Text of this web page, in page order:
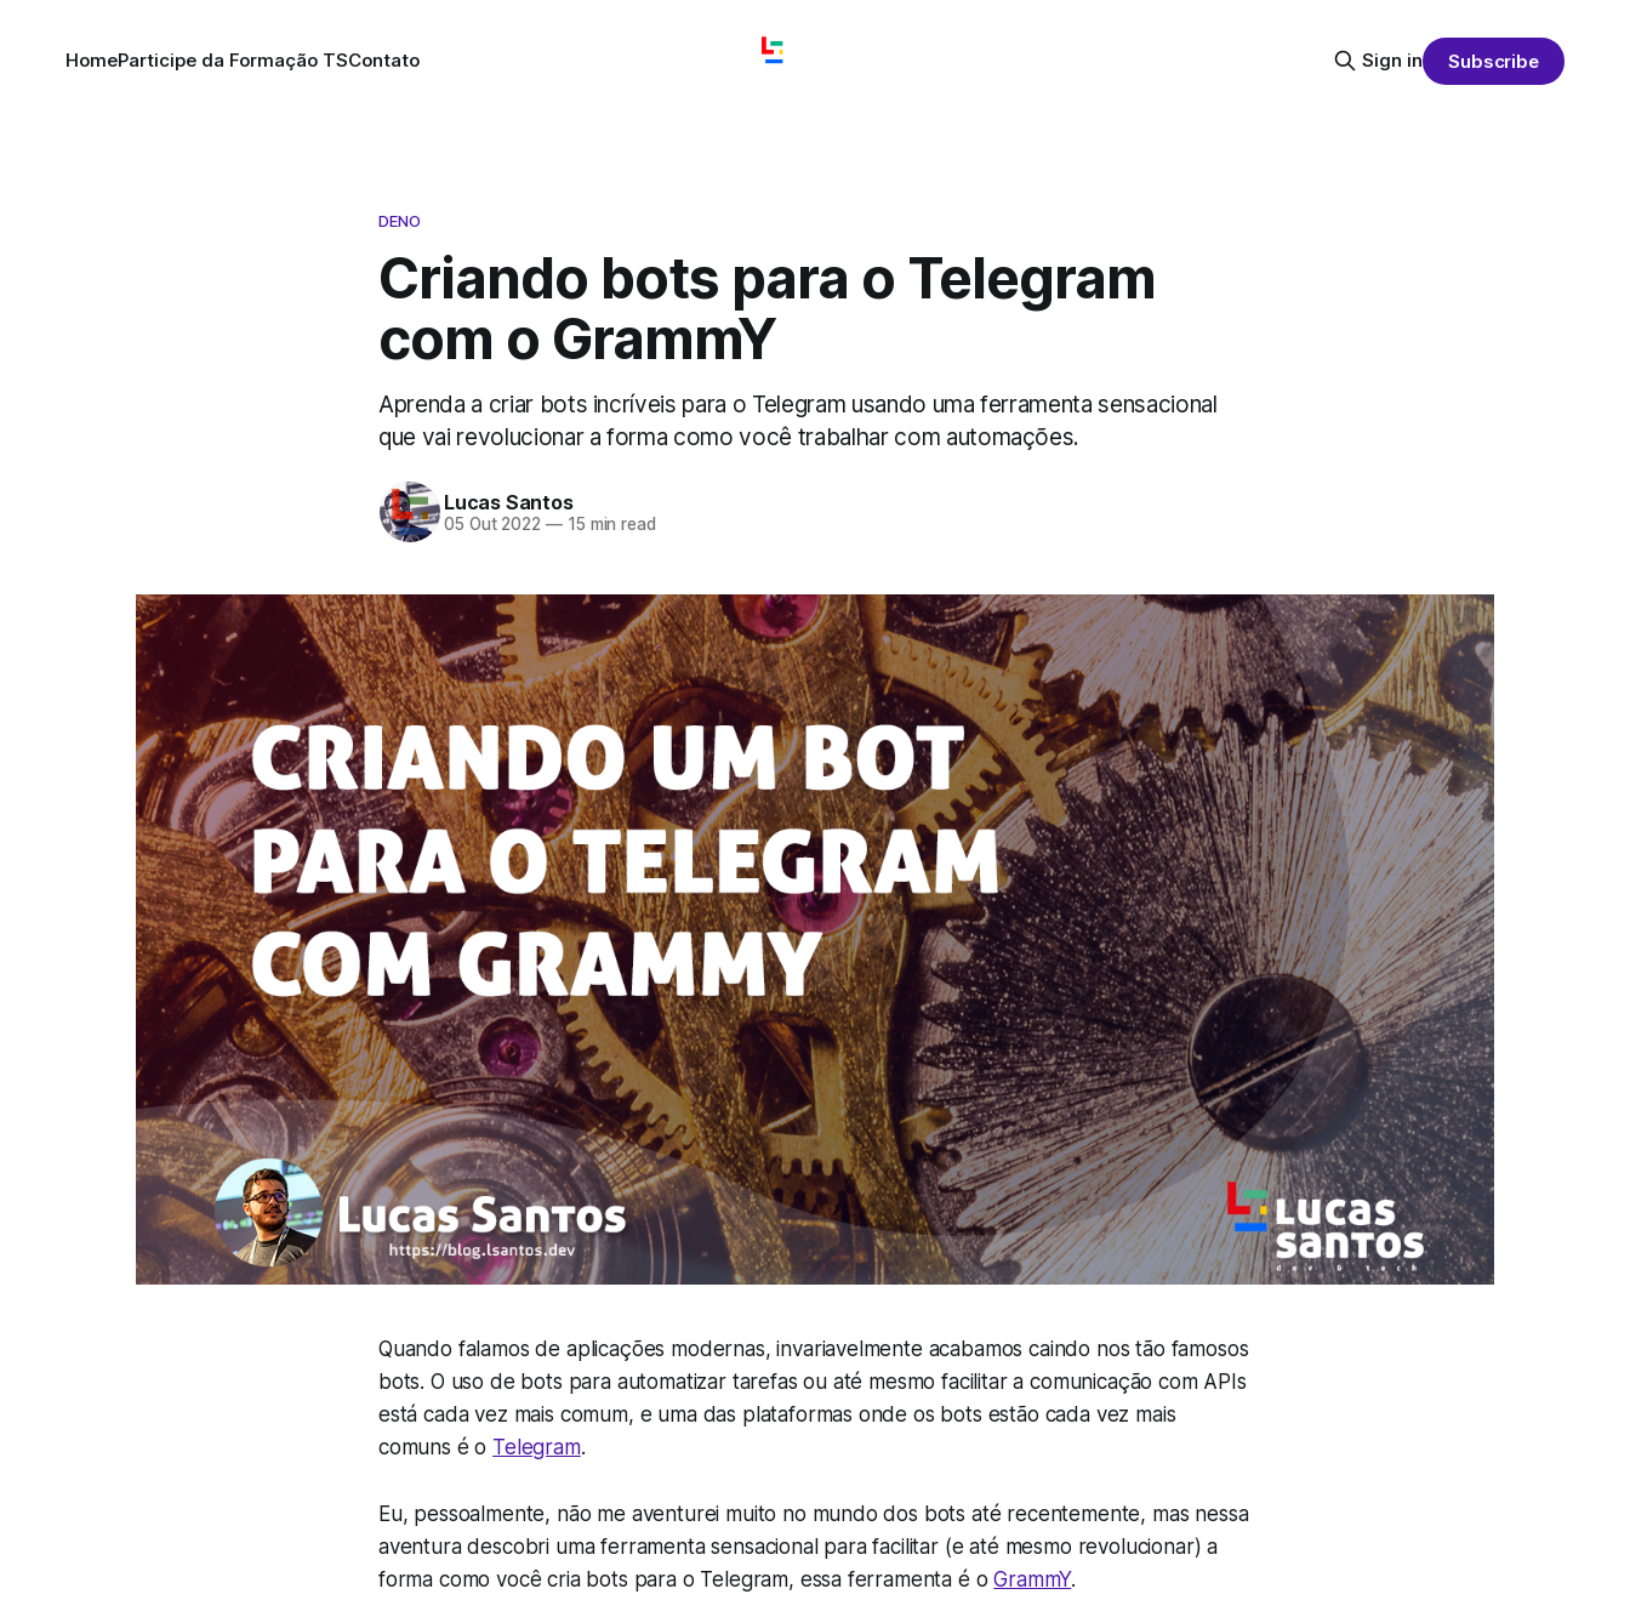
HomeParticipe da Formação TSContato Sign in Subscribe
DENO
Criando bots para o Telegram
com o GrammY
Aprenda a criar bots incríveis para o Telegram usando uma ferramenta sensacional
que vai revolucionar a forma como você trabalhar com automações.
Lucas Santos
05 Out 2022 —15 min read
Quando falamos de aplicações modernas, invariavelmente acabamos caindo nos tão famosos
bots. O uso de bots para automatizar tarefas ou até mesmo facilitar a comunicação com APIs
está cada vez mais comum, e uma das plataformas onde os bots estão cada vez mais
comuns é o Telegram.
Eu, pessoalmente, não me aventurei muito no mundo dos bots até recentemente, mas nessa
aventura descobri uma ferramenta sensacional para facilitar (e até mesmo revolucionar) a
forma como você cria bots para o Telegram, essa ferramenta é oGrammY.